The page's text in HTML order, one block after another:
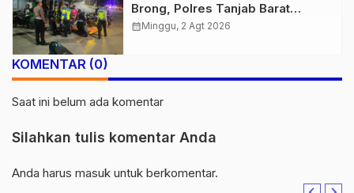
Brong, Polres Tanjab Barat
Amankan Belasan Kendaraan
calendar_monthMinggu, 2 Agt 2026
KOMENTAR (0)
Saat ini belum ada komentar
Silahkan tulis komentar Anda
Anda harus masuk untuk berkomentar.